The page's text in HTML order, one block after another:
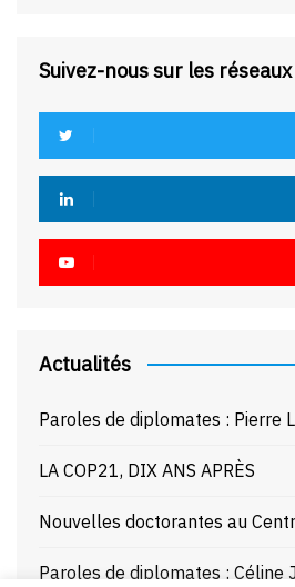
Suivez-nous sur les réseaux
Actualités
Paroles de diplomates : Pierre
LA COP21, DIX ANS APRÈS
Nouvelles doctorantes au
Paroles de diplomates : Céline